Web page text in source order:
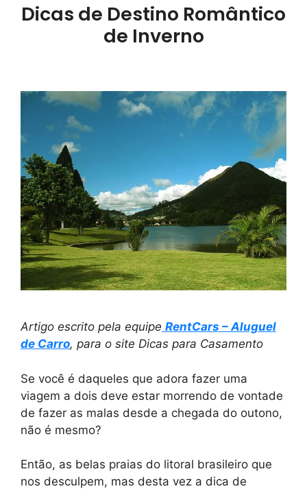
Dicas de Destino Romântico
de Inverno
Artigo escrito pela equipe RentCars – Aluguel
de Carro, para o site Dicas para Casamento
Se você é daqueles que adora fazer uma
viagem a dois deve estar morrendo de vontade
de fazer as malas desde a chegada do outono,
não é mesmo?
Então, as belas praias do litoral brasileiro que
nos desculpem, mas desta vez a dica de